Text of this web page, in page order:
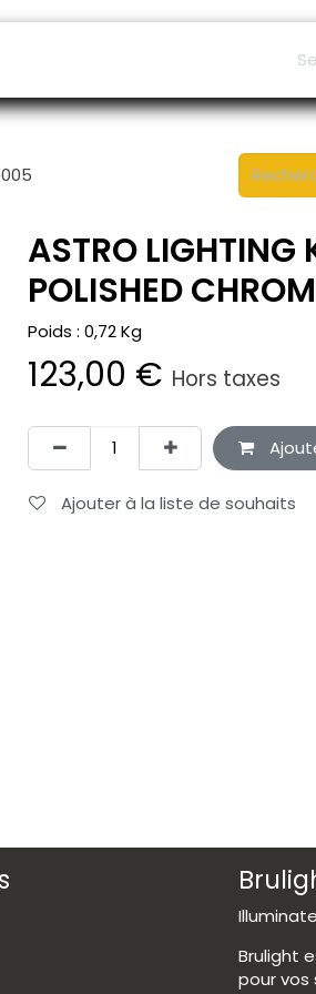
ASTRO LIGHTING
POLISHED
Poids : 0,72Kg
123,00 € Hors taxes
Ajouter à la liste de souhaits
Brulight
pour vos